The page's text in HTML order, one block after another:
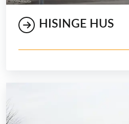
HISINGE HUS